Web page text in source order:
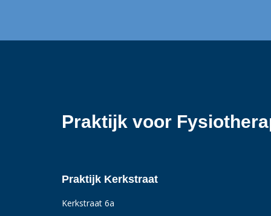
Praktijk voor
Praktijk Kerkstraat
Kerkstraat 6a